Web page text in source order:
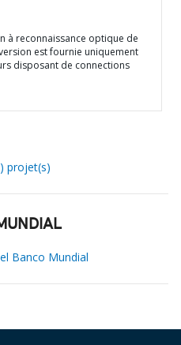
à reconnaissance optique de
est fournie uniquement
disposant de connections
projet(s)
Banco Mundial